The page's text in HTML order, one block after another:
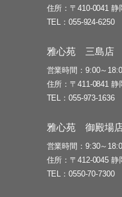
住所
〒410-0041
TEL
055-924-6250
雅心苑 三島店
営業時間
9:00～
住所
〒411-0841
TEL
055-973-1636
雅心苑 御殿場
営業時間
9:30～
住所
〒412-0045
TEL
0550-70-7300